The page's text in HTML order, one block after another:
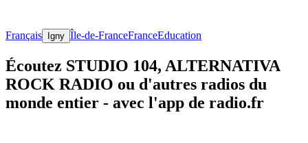
Français Igny Île-de-FranceFranceEducation
Écoutez STUDIO 104, ALTERNATIVA
ROCK RADIO ou d'autres radios du
monde entier - avec l'app de radio.fr